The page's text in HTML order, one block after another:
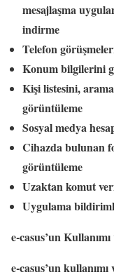
mesajlaşma
indirme
Telefon
Konum bilgilerini
Kişi listesini,
görüntüleme
Sosyal medya
Cihazda bulunan
görüntüleme
Uzaktan komut
Uygulama
e-casus’un
e-casus’un